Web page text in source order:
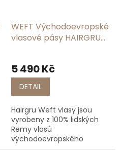
WEFT Východoevropské
vlasové pásy HAIRGRU
5 490 Kč
DETAIL
Hairgru Weft vlasy jsou
vyrobeny z 100% lidských
Remy vlasů
východoevropského
původu, což zaručuje